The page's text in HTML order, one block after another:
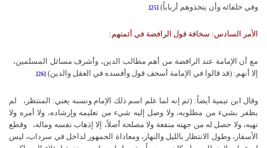
وفي خلفائه وأن يتخذوهم أرباباً) [25]
الأمر السادس: سخافة قول الرافضة في أئمتهم:
مع أن الإمامة عند الرافضة من أهم مطالب الدين، وأشرف مسائل المسلمين،
إلا أنهم: (قد قالوا في الإمامة أسخف قول وأفسده في العقل والدين) [26]
وقال ابن تيمية أيضاً: (ثم إنه لما علم اسم ذلك الإمام ونسبه يعني: المنتظر،
لم
يظفر بشيء من مطلوبه، ولا وصل إليه شيء من تعليمه وإرشاده، ولا أمره ولا
نهيه، ولا حصل له من جهته منفعة ولا مصلحة أصلاً، إلا إذهاب نفسه وماله،
وقطع
الأسفار، وطول الانتظار بالليل والنهار، ومعاداة الجمهور لداخل في سرداب، ليس